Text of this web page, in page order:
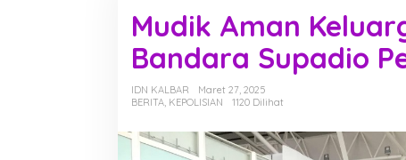
d
i
k
A
m
a
K
e
Mudik Aman
Bandara Supadio
IDN KALBAR
Maret 27, 2025
BERITA, KEPOLISIAN 1120 Dilihat